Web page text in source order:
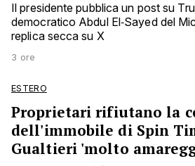
Il presidente pubblica un post su
democratico Abdul El‑Sayed del
replica secca su X
3 ore
ESTERO
Proprietari rifiutano la
dell'immobile di Spin
Gualtieri 'molto